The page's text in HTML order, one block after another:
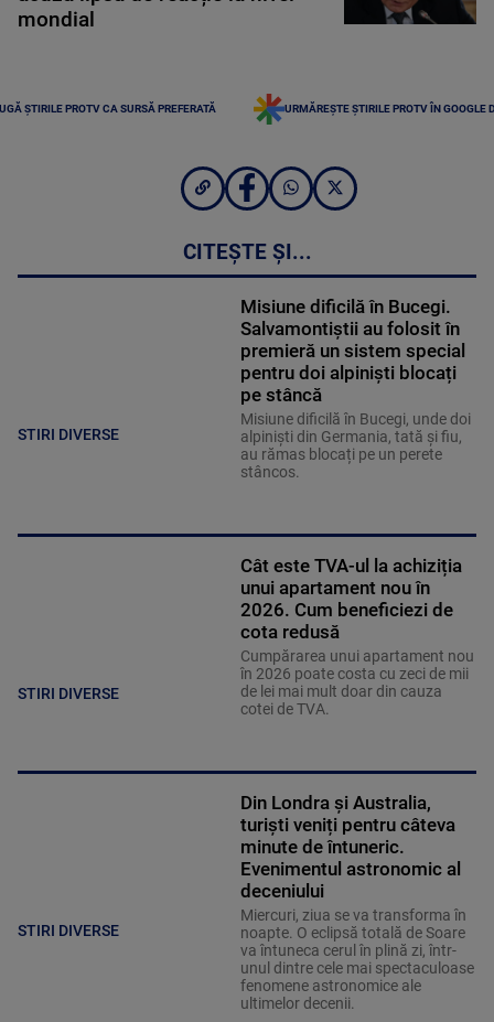
mondial
ȘTIRILE PROTV CA SURSĂ PREFERATĂ URMĂREȘTE ȘTIRILE PROTV ÎN GOOGLE
CITEȘTE ȘI...
STIRI DIVERSE
Misiune dificilă în Bucegi.
Salvamontiștii au folosit în
premieră un sistem special
pentru doi alpiniști blocați
pe stâncă
Misiune dificilă în Bucegi, unde doi
alpiniști din Germania, tată și fiu,
au rămas blocați pe un perete
stâncos.
STIRI DIVERSE
Cât este TVA-ul la achiziția
unui apartament nou în
2026. Cum beneficiezi de
cota redusă
Cumpărarea unui apartament nou
în 2026 poate costa cu zeci de mii
de lei mai mult doar din cauza
cotei de TVA.
STIRI DIVERSE
Din Londra și Australia,
turiști veniți pentru câteva
minute de întuneric.
Evenimentul astronomic al
deceniului
Miercuri, ziua se va transforma în
noapte. O eclipsă totală de Soare
va întuneca cerul în plină zi, într-
unul dintre cele mai spectaculoase
fenomene astronomice ale
ultimelor decenii.